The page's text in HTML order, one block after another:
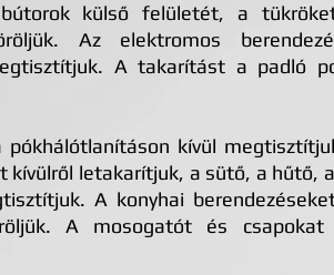
külső felületét, a
Az elektromos
A takarítást a padló
pókhálótlanításon kívül
kívülről letakarítjuk, a sütő, a hűtő,
A konyhai
A mosogatót és